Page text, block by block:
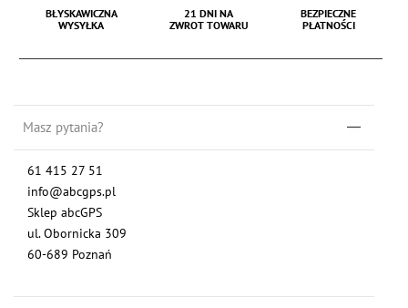
BŁYSKAWICZNA
WYSYŁKA
21 DNI NA
ZWROT TOWARU
BEZPIECZNE
PŁATNOŚCI
Masz pytania?
61 415 27 51
info@abcgps.pl
Sklep abcGPS
ul. Obornicka 309
60-689 Poznań